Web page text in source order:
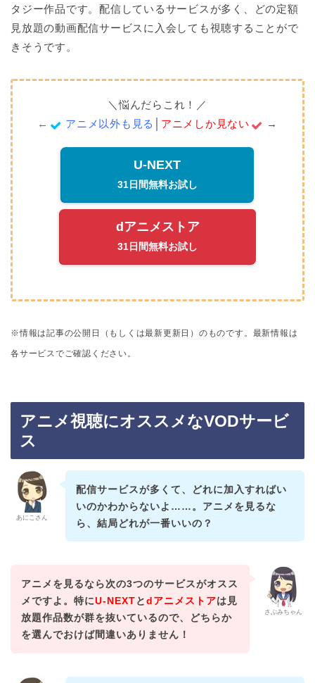
タジー作品です。配信しているサービスが多く、どの定額
見放題の動画配信サービスに入会しても視聴することがで
きそうです。
＼悩んだらこれ！／
←
アニメ以外も見る アニメしか見ない →
U-NEXT
31日間無料お試し
dアニメストア
31日間無料お試し
※情報は記事の公開日（もしくは最新更新日）のものです。 最新情報は
各サービスでご確認ください。
アニメ視聴にオススメなVODサービ
ス
あにこさん
配信サービスが多くて、どれに加入すればい
いのかわからないよ……。アニメを見るな
ら、結局どれが一番いいの？
さぶみちゃん
アニメを見るなら次の3つのサービスがオスス
メですよ。特にU-NEXTとdアニメストアは見
放題作品数が群を抜いているので、どちらか
を選んでおけば間違いありません！